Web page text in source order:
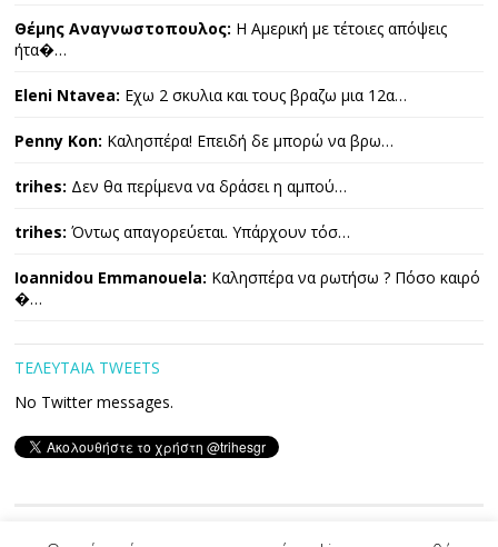
Θέμης Αναγνωστοπουλος: Η Αμερική με τέτοιες απόψεις
ήτα�…
Eleni Ntavea: Εχω 2 σκυλια και τους βραζω μια 12α…
Penny Kon: Καλησπέρα! Επειδή δε μπορώ να βρω…
trihes: Δεν θα περίμενα να δράσει η αμπού…
trihes: Όντως απαγορεύεται. Υπάρχουν τόσ…
Ioannidou Emmanouela: Καλησπέρα να ρωτήσω ? Πόσο καιρό
�…
ΤΕΛΕΥΤΑΙΑ TWEETS
No Twitter messages.
Copyright © 2026 ΤΡΙΧΕΣ. All Rights Reserved.